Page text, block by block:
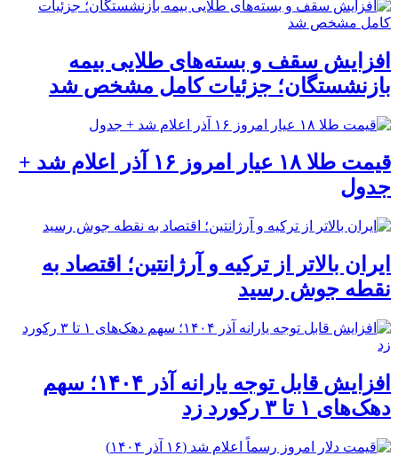
افزایش سقف و بسته‌های طلایی بیمه
بازنشستگان؛ جزئیات کامل مشخص شد
قیمت طلا ۱۸ عیار امروز ۱۶ آذر اعلام شد +
جدول
ایران بالاتر از ترکیه و آرژانتین؛ اقتصاد به
نقطه جوش رسید
افزایش قابل توجه یارانه آذر ۱۴۰۴؛ سهم
دهک‌های ۱ تا ۳ رکورد زد